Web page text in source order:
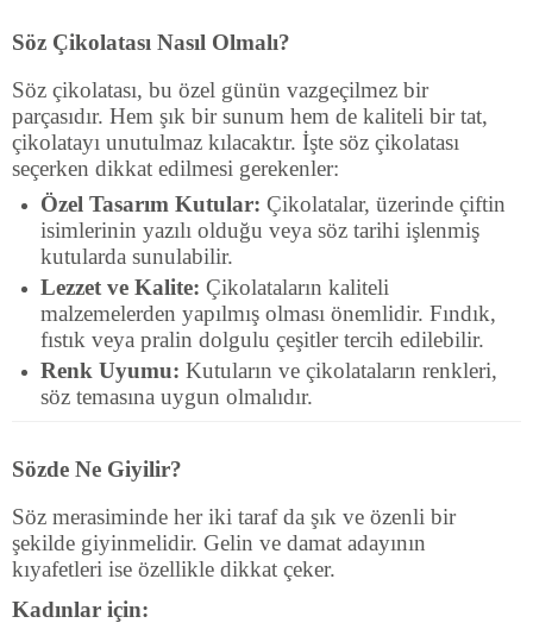
Söz Çikolatası Nasıl Olmalı?
Söz çikolatası, bu özel günün vazgeçilmez bir
parçasıdır. Hem şık bir sunum hem de kaliteli bir tat,
çikolatayı unutulmaz kılacaktır. İşte söz çikolatası
seçerken dikkat edilmesi gerekenler:
Özel Tasarım Kutular: Çikolatalar, üzerinde çiftin
isimlerinin yazılı olduğu veya söz tarihi işlenmiş
kutularda sunulabilir.
Lezzet ve Kalite: Çikolataların kaliteli
malzemelerden yapılmış olması önemlidir. Fındık,
fıstık veya pralin dolgulu çeşitler tercih edilebilir.
Renk Uyumu: Kutuların ve çikolataların renkleri,
söz temasına uygun olmalıdır.
Sözde Ne Giyilir?
Söz merasiminde her iki taraf da şık ve özenli bir
şekilde giyinmelidir. Gelin ve damat adayının
kıyafetleri ise özellikle dikkat çeker.
Kadınlar için: